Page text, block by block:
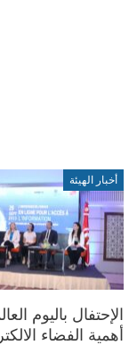
أخبار الهيئة
الإحتفال باليوم
أهمية الفضاء